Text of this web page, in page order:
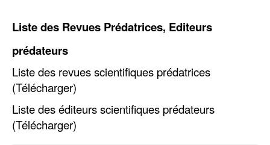
Liste des Revues Prédatrices, Editeurs
prédateurs
Liste des revues scientifiques prédatrices
(Télécharger)
Liste des éditeurs scientifiques prédateurs
(Télécharger)